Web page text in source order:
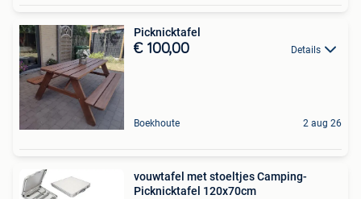
Picknicktafel
€ 100,00 Details
Boekhoute 2 aug 26
vouwtafel met stoeltjes Camping-
Picknicktafel 120x70cm